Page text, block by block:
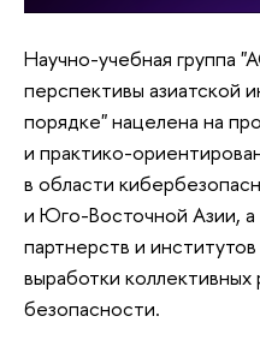
Научно-учебная
перспективы азиатской
порядке" нацелена на
и практико-
в области
и Юго-Восточной Азии,
партнерств и
выработки
безопасности.